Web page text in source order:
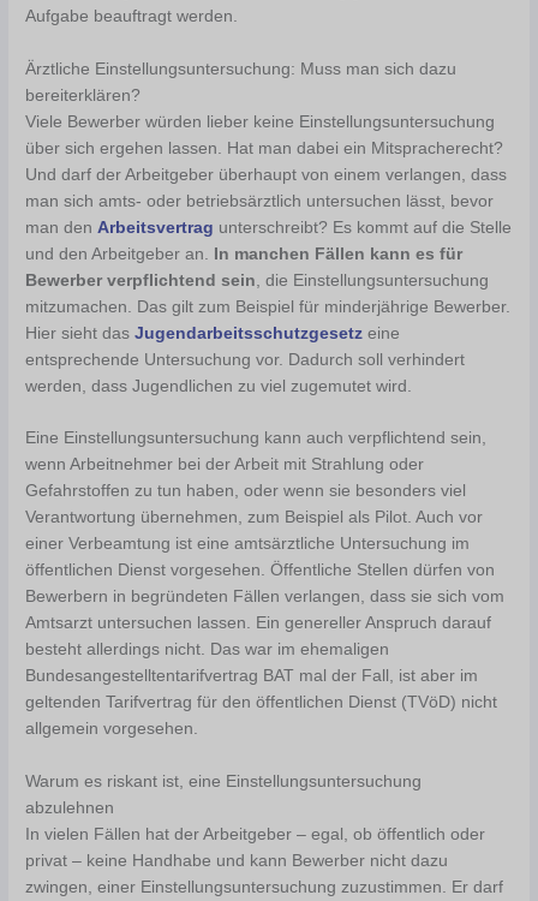
Aufgabe beauftragt werden.
Ärztliche Einstellungsuntersuchung: Muss man sich dazu
bereiterklären?
Viele Bewerber würden lieber keine Einstellungsuntersuchung
über sich ergehen lassen. Hat man dabei ein Mitspracherecht?
Und darf der Arbeitgeber überhaupt von einem verlangen, dass
man sich amts- oder betriebsärztlich untersuchen lässt, bevor
man den Arbeitsvertrag unterschreibt? Es kommt auf die Stelle
und den Arbeitgeber an. In manchen Fällen kann es für
Bewerber verpflichtend sein , die Einstellungsuntersuchung
mitzumachen. Das gilt zum Beispiel für minderjährige Bewerber.
Hier sieht dasJugendarbeitsschutzgesetz eine
entsprechende Untersuchung vor. Dadurch soll verhindert
werden, dass Jugendlichen zu viel zugemutet wird.
Eine Einstellungsuntersuchung kann auch verpflichtend sein,
wenn Arbeitnehmer bei der Arbeit mit Strahlung oder
Gefahrstoffen zu tun haben, oder wenn sie besonders viel
Verantwortung übernehmen, zum Beispiel als Pilot. Auch vor
einer Verbeamtung ist eine amtsärztliche Untersuchung im
öffentlichen Dienst vorgesehen. Öffentliche Stellen dürfen von
Bewerbern in begründeten Fällen verlangen, dass sie sich vom
Amtsarzt untersuchen lassen. Ein genereller Anspruch darauf
besteht allerdings nicht. Das war im ehemaligen
Bundesangestelltentarifvertrag BAT mal der Fall, ist aber im
geltenden Tarifvertrag für den öffentlichen Dienst (TVöD) nicht
allgemein vorgesehen.
Warum es riskant ist, eine Einstellungsuntersuchung
abzulehnen
In vielen Fällen hat der Arbeitgeber – egal, ob öffentlich oder
privat – keine Handhabe und kann Bewerber nicht dazu
zwingen, einer Einstellungsuntersuchung zuzustimmen. Er darf